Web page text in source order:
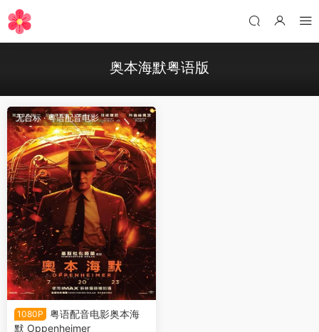
奥本海默粤语版
无台标·粤语配音电影
1080P
粤语配音电影奥本海
默 Oppenheimer